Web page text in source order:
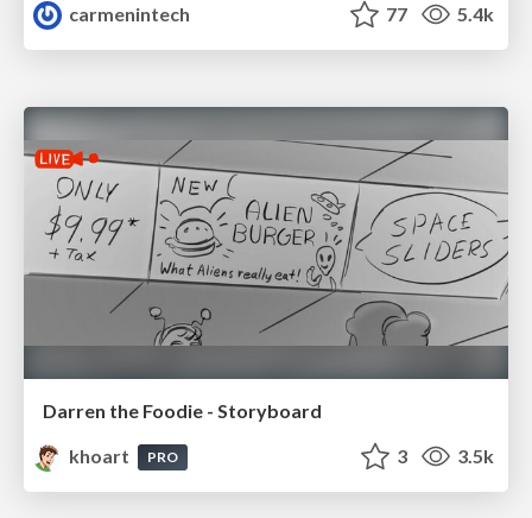
carmenintech
77 5.4k
Darren the Foodie - Storyboard
khoart
PRO 3 3.5k